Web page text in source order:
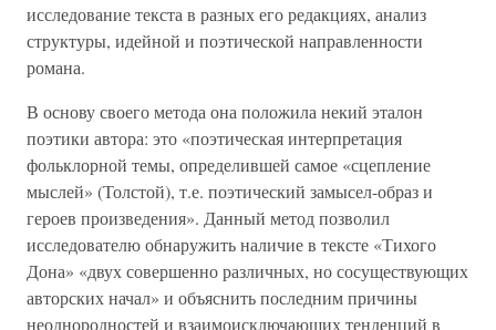
исследование текста в разных его редакциях, анализ
структуры, идейной и поэтической направленности
романа.
В основу своего метода она положила некий эталон
поэтики автора: это «поэтическая интерпретация
фольклорной темы, определившей самое «сцепление
мыслей» (Толстой), т.е. поэтический замысел-образ и
героев произведения». Данный метод позволил
исследователю обнаружить наличие в тексте «Тихого
Дона» «двух совершенно различных, но сосуществующих
авторских начал» и объяснить последним причины
неоднородностей и взаимоисключающих тенденций в